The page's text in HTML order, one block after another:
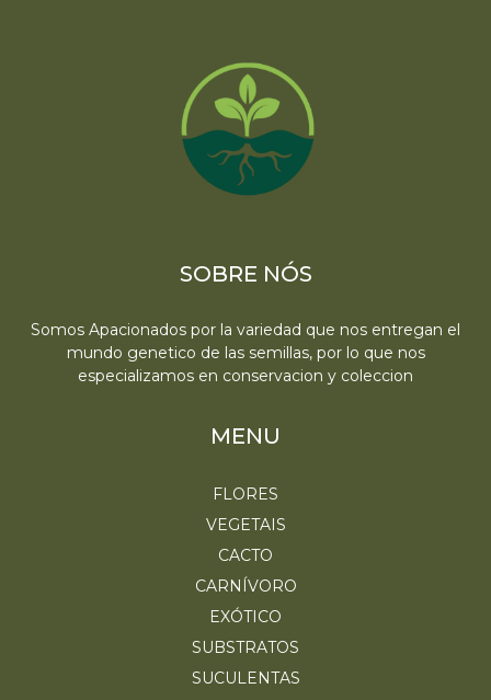
SOBRE NÓS
Somos Apacionados por la variedad que nos entregan el
mundo genetico de las semillas, por lo que nos
especializamos en conservacion y coleccion
MENU
FLORES
VEGETAIS
CACTO
CARNÍVORO
EXÓTICO
SUBSTRATOS
SUCULENTAS